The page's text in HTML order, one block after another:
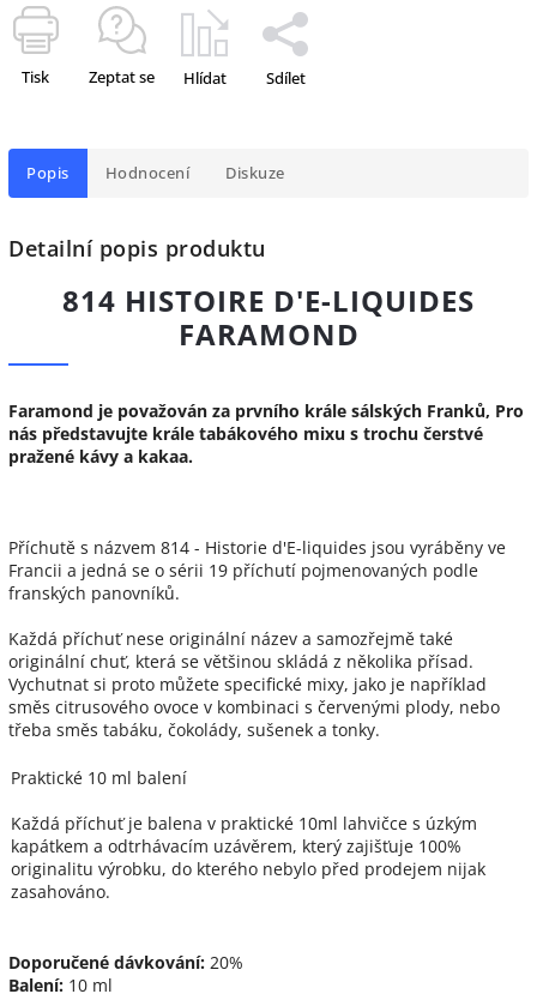
Tisk Zeptat se Hlídat Sdílet
Popis Hodnocení Diskuze
Detailní popis produktu
814 HISTOIRE D'E-LIQUIDES
FARAMOND
Faramond je považován za prvního krále sálských Franků, Pro
nás představujte krále tabákového mixu s trochu čerstvé
pražené kávy a kakaa.
Příchutě s názvem 814 - Historie d'E-liquides jsou vyráběny ve
Francii a jedná se o sérii 19 příchutí pojmenovaných podle
franských panovníků.
Každá příchuť nese originální název a samozřejmě také
originální chuť, která se většinou skládá z několika přísad.
Vychutnat si proto můžete specifické mixy, jako je například
směs citrusového ovoce v kombinaci s červenými plody, nebo
třeba směs tabáku, čokolády, sušenek a tonky.
Praktické 10 ml balení
Každá příchuť je balena v praktické 10ml lahvičce s úzkým
kapátkem a odtrhávacím uzávěrem, který zajišťuje 100%
originalitu výrobku, do kterého nebylo před prodejem nijak
zasahováno.
Doporučené dávkování: 20%
Balení: 10 ml